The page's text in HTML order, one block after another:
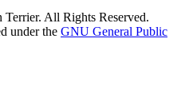
All Rights Reserved.
under the GNU General Public